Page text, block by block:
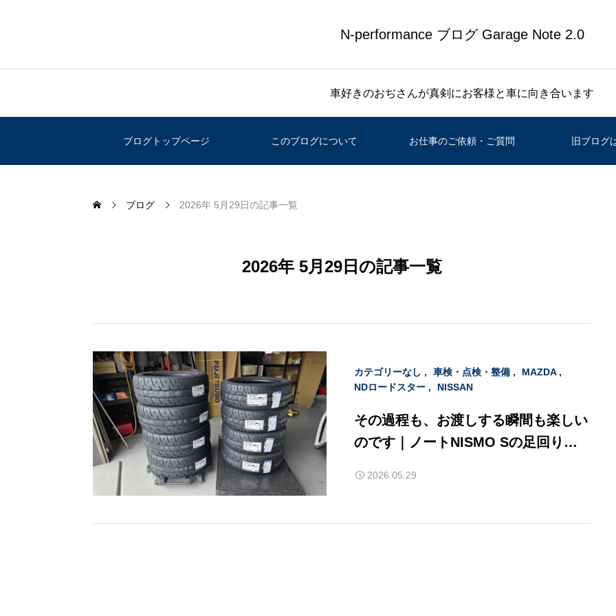
N-performance ブログ Garage Note 2.0
車好きのおぢさんが真剣にお客様と車に向き合います
ブログトップページ このブログについて お仕事のご依頼・ご質問 旧ブログ
ブログ 2026年 5月29日の記事一覧
2026年 5月29日の記事一覧
カテゴリーなし 車検・点検・整備
MAZDA
NDロードスター
NISSAN
その過程も、お渡しする瞬間も楽しい
のです｜ノートNISMO Sの足回り交
2026.05.29